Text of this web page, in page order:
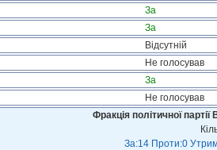
За
За
Відсутній
Не голосував
За
Не голосував
Фракція політичної
За:14 Проти:0